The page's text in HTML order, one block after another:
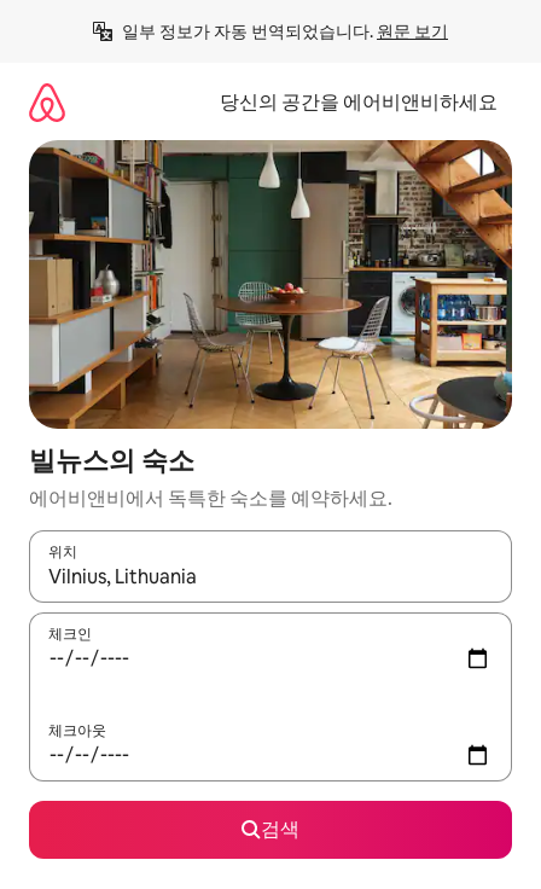
일부 정보가 자동 번역되었습니다. 원문 보기
당신의 공간을 에어비앤비하세요
빌뉴스의 숙소
에어비앤비에서 독특한 숙소를 예약하세요.
위치
결과가 나오면 위·아래 화살표 키를 사용하거나 터치 또는 스와이
체크인
체크아웃
검색